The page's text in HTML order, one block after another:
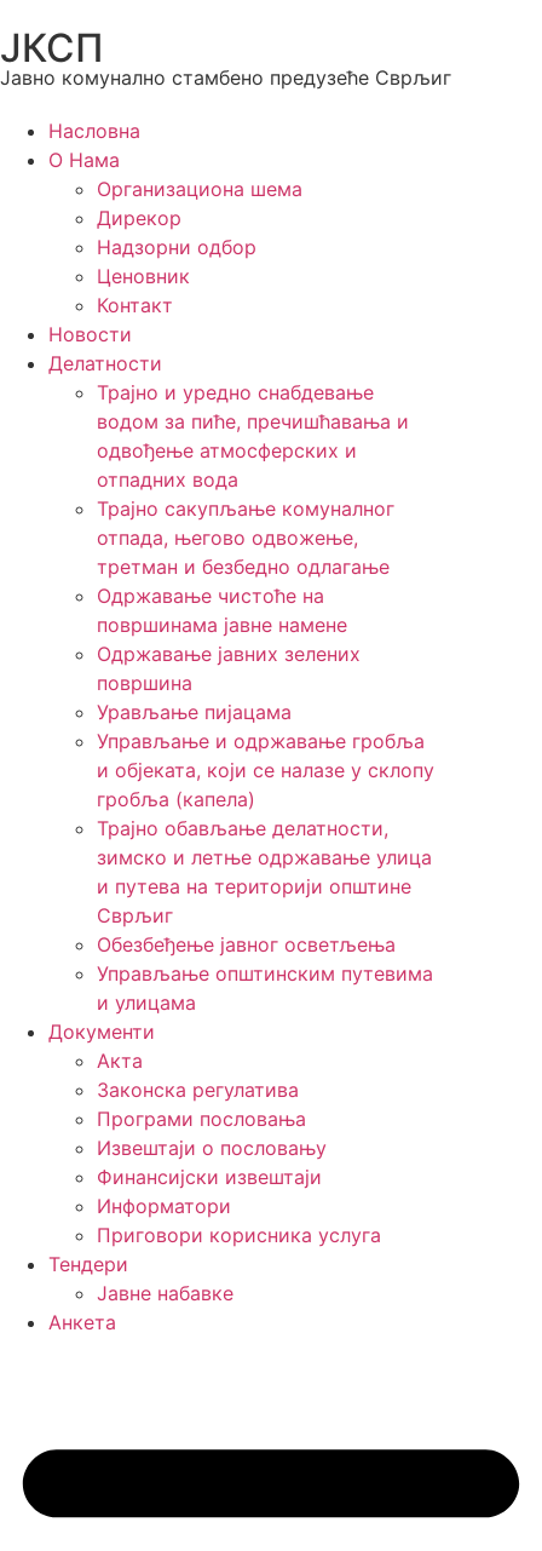
ЈКСП
Јавно комунално стамбено предузеће Сврљиг
Насловна
О Нама
Организациона шема
Дирекор
Надзорни одбор
Ценовник
Контакт
Новости
Делатности
Трајно и уредно снабдевање
водом за пиће, пречишћавања и
одвођење атмосферских и
отпадних вода
Трајно сакупљање комуналног
отпада, његово одвожење,
третман и безбедно одлагање
Одржавање чистоће на
површинама јавне намене
Одржавање јавних зелених
површина
Урављање пијацама
Управљање и одржавање гробља
и објеката, који се налазе у склопу
гробља (капела)
Трајно обављање делатности,
зимско и летње одржавање улица
и путева на територији општине
Сврљиг
Обезбеђење јавног осветљења
Управљање општинским путевима
и улицама
Документи
Акта
Законска регулатива
Програми пословања
Извештаји о пословању
Финансијски извештаји
Информатори
Приговори корисника услуга
Тендери
Јавне набавке
Анкета